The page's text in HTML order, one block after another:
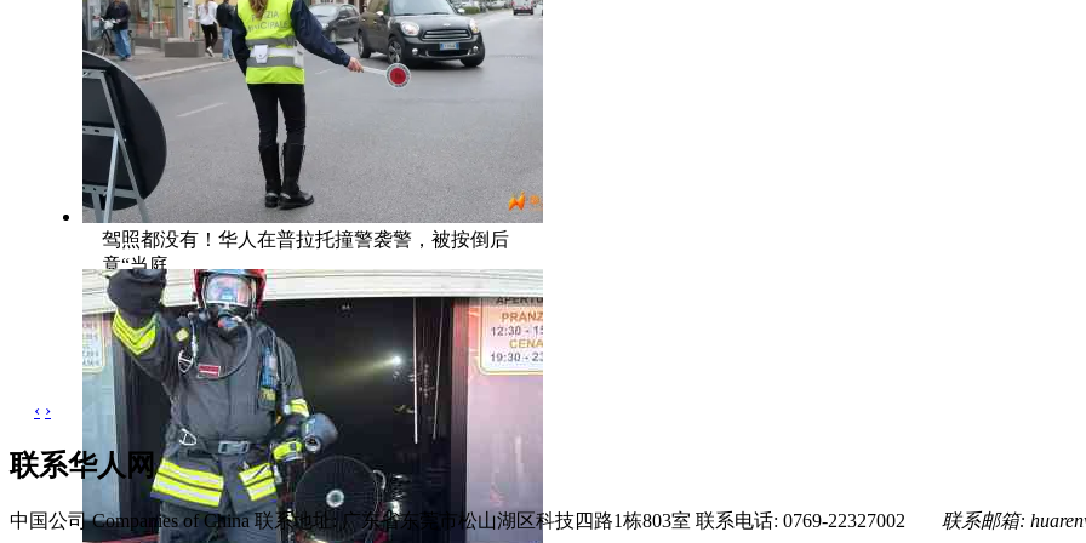
驾照都没有！华人在普拉托撞警袭警，被按倒后
竟“当庭
‹ ›
联系华人网
中国公司 Companies of China 联系地址: 广东省东莞市松山湖区科技四路1栋803室 联系电话: 0769-22327002 联系邮箱: